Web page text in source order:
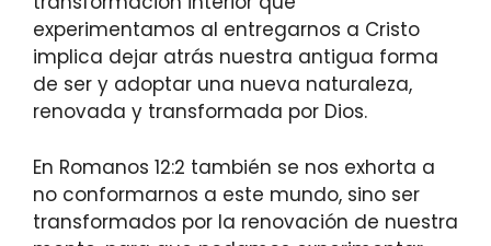
experimentamos al entregarnos a Cristo
implica dejar atrás nuestra antigua forma
de ser y adoptar una nueva naturaleza,
renovada y transformada por Dios.
En Romanos 12:2 también se nos exhorta a
no conformarnos a este mundo, sino ser
transformados por la renovación de nuestra